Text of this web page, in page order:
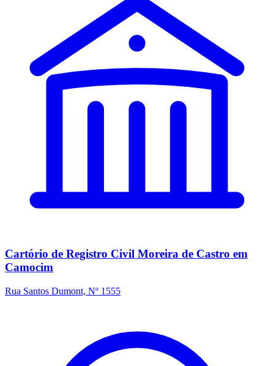
Cartório de Registro Civil Moreira de Castro em
Camocim
Rua Santos Dumont, Nº 1555